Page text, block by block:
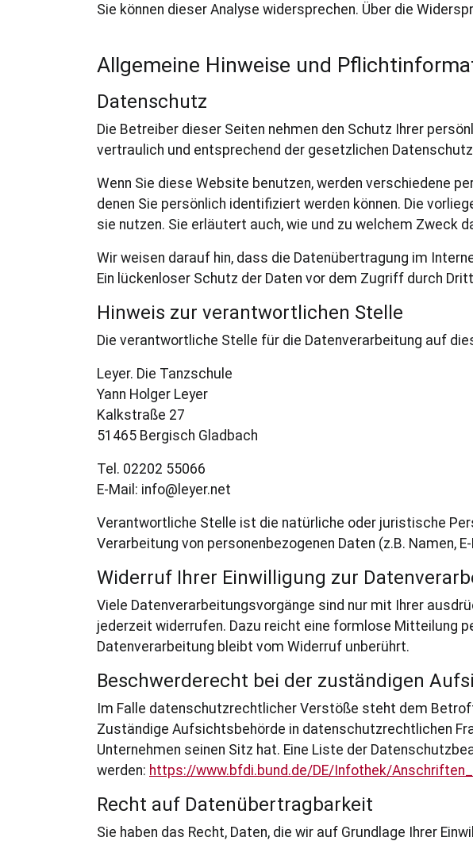
Sie können dieser Analyse widersprechen. Über die
Allgemeine Hinweise und
Datenschutz
Die Betreiber dieser Seiten nehmen den Schutz Ihrer
vertraulich und entsprechend der gesetzlichen
Wenn Sie diese Website benutzen, werden verschiedene
denen Sie persönlich identifiziert werden können. Die
sie nutzen. Sie erläutert auch, wie und zu welchem Zweck
Wir weisen darauf hin, dass die Datenübertragung im
Ein lückenloser Schutz der Daten vor dem Zugriff durch
Hinweis zur verantwortlichen Stelle
Die verantwortliche Stelle für die Datenverarbeitung auf
Leyer. Die Tanzschule
Yann Holger Leyer
Kalkstraße 27
51465 Bergisch Gladbach
Tel. 02202 55066
E-Mail: info@leyer.net
Verantwortliche Stelle ist die natürliche oder juristische
Verarbeitung von personenbezogenen Daten (z.B. Namen,
Widerruf Ihrer Einwilligung zur
Viele Datenverarbeitungsvorgänge sind nur mit Ihrer
jederzeit widerrufen. Dazu reicht eine formlose Mitteilung
Datenverarbeitung bleibt vom Widerruf unberührt.
Beschwerderecht bei der zuständigen
Im Falle datenschutzrechtlicher Verstöße steht dem
Zuständige Aufsichtsbehörde in datenschutzrechtlichen
Unternehmen seinen Sitz hat. Eine Liste der
werden: https://www.bfdi.bund.de/DE/Infothek/
Recht auf Datenübertragbarkeit
Sie haben das Recht, Daten, die wir auf Grundlage Ihrer